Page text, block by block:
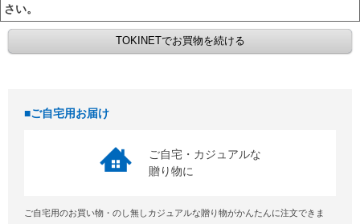
さい。
ご自宅用お届け
ご自宅・カジュアルな
贈り物に
ご自宅用のお買い物・のし無しカジュアルな贈り物がかんたんに注文できま